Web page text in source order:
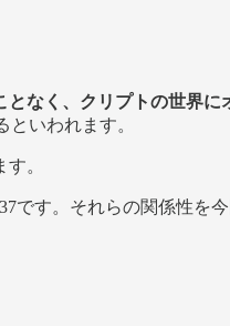
なく、クリプトの世界
いわれます。
。
です。それらの関係性を